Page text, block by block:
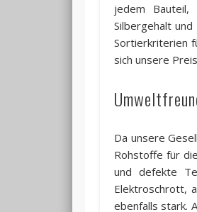
jedem Bauteil,
Silbergehalt
Sortierkriterien
sich unsere
Da unsere
Rohstoffe für
und defekte
Elektroschrott,
ebenfalls stark.